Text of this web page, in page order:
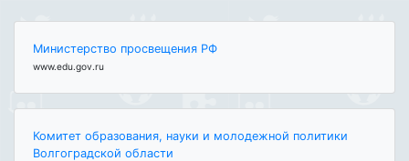
Министерство просвещения РФ
www.edu.gov.ru
Комитет образования, науки и молодежной политики
Волгоградской области